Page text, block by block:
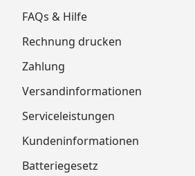
FAQs & Hilfe
Rechnung drucken
Zahlung
Versandinformationen
Serviceleistungen
Kundeninformationen
Batteriegesetz